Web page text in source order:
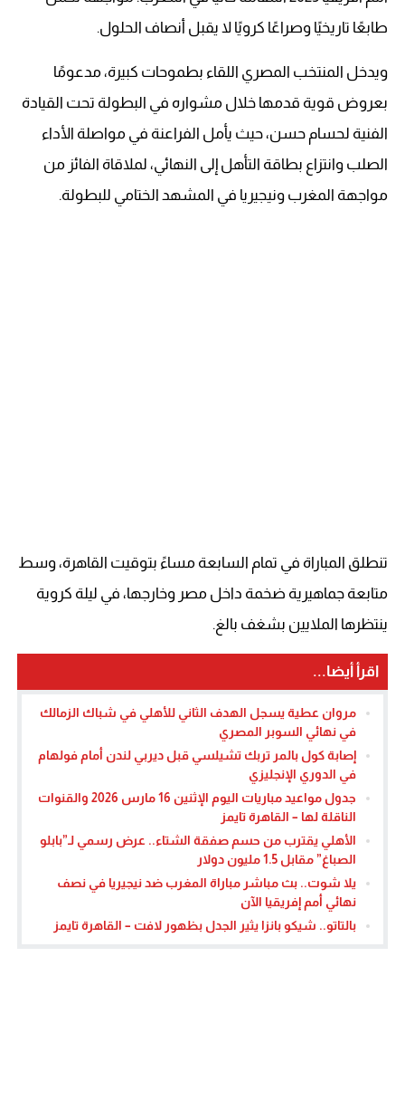
طابعًا تاريخيًا وصراعًا كرويًا لا يقبل أنصاف الحلول.
ويدخل المنتخب المصري اللقاء بطموحات كبيرة، مدعومًا
بعروض قوية قدمها خلال مشواره في البطولة تحت القيادة
الفنية لحسام حسن، حيث يأمل الفراعنة في مواصلة الأداء
الصلب وانتزاع بطاقة التأهل إلى النهائي، لملاقاة الفائز من
مواجهة المغرب ونيجيريا في المشهد الختامي للبطولة.
تنطلق المباراة في تمام السابعة مساءً بتوقيت القاهرة، وسط
متابعة جماهيرية ضخمة داخل مصر وخارجها، في ليلة كروية
ينتظرها الملايين بشغف بالغ.
اقرأ أيضا...
مروان عطية يسجل الهدف الثاني للأهلي في شباك الزمالك
في نهائي السوبر المصري
إصابة كول بالمر تربك تشيلسي قبل ديربي لندن أمام فولهام
في الدوري الإنجليزي
جدول مواعيد مباريات اليوم الإثنين 16 مارس 2026 والقنوات
الناقلة لها – القاهرة تايمز
الأهلي يقترب من حسم صفقة الشتاء.. عرض رسمي لـ”بابلو
الصباغ” مقابل 1.5 مليون دولار
يلا شوت.. بث مباشر مباراة المغرب ضد نيجيريا في نصف
نهائي أمم إفريقيا الآن
بالتاتو.. شيكو بانزا يثير الجدل بظهور لافت – القاهرة تايمز